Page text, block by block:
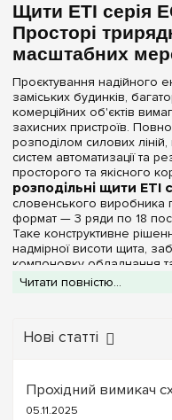
Дверцята
Біла(1)
Прозора(1)
Серія
ECM(+2)
ECT
ERP (+1)
WRP(+1)
Колір корпусу
IP40(2)
Щити ETI серія
Просторі
масштабних
Проєктування надійного
заміських будинків,
комерційних об'єктів
захисних пристроїв.
розподілом силових ліній,
систем автоматизації та
просторого та якісного
розподільні щити ETI
словенського виробника
формат — 3 ряди по 18
Таке конструктивне
надмірної висоти щита,
компоновку обладнання
керування.
лицьових панелей.
високоміцного
променів та повністю
стандартам пожежної
Читати повністю...
Нові статті
Прохідний вимикач
05.11.2025